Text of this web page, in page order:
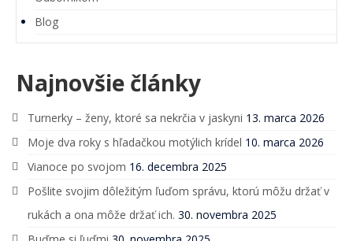
Blog
Najnovšie články
Turnerky – ženy, ktoré sa nekrčia v jaskyni 13. marca 2026
Moje dva roky s hľadačkou motýlich krídel 10. marca 2026
Vianoce po svojom 16. decembra 2025
Pošlite svojim dôležitým ľuďom správu, ktorú môžu držať v
rukách a ona môže držať ich. 30. novembra 2025